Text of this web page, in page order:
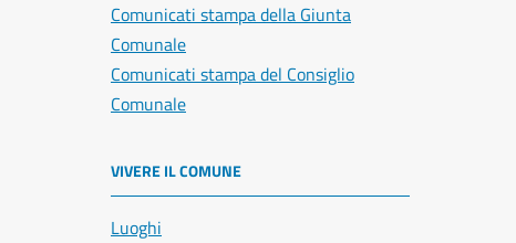
Comunicati stampa della Giunta
Comunale
Comunicati stampa del Consiglio
Comunale
VIVERE IL COMUNE
Luoghi